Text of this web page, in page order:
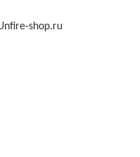
shop.ru